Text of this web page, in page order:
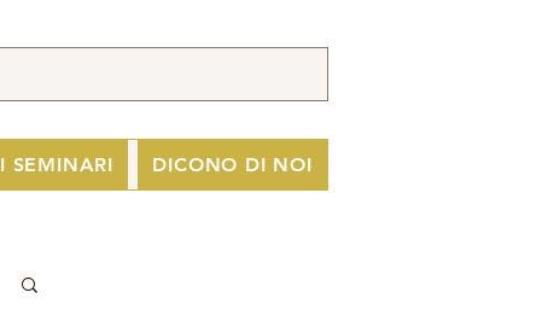
I SEMINARI DICONO DI NOI